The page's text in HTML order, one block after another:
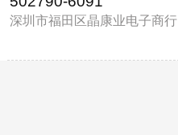
深圳市福田区晶康业电子商行